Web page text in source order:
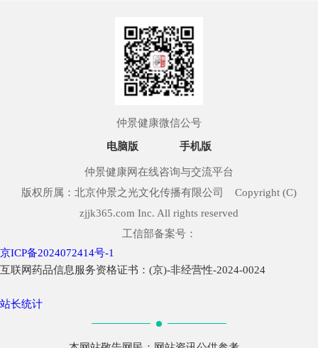
仲景健康微信公号
电脑版 手机版
仲景健康网在线咨询与交流平台
版权所属：北京仲景之光文化传播有限公司 Copyright (C)
zjjk365.com Inc. All rights reserved
工信部备案号：
京ICP备2024072414号-1
互联网药品信息服务资格证书：(京)-非经营性-2024-0024
站长统计